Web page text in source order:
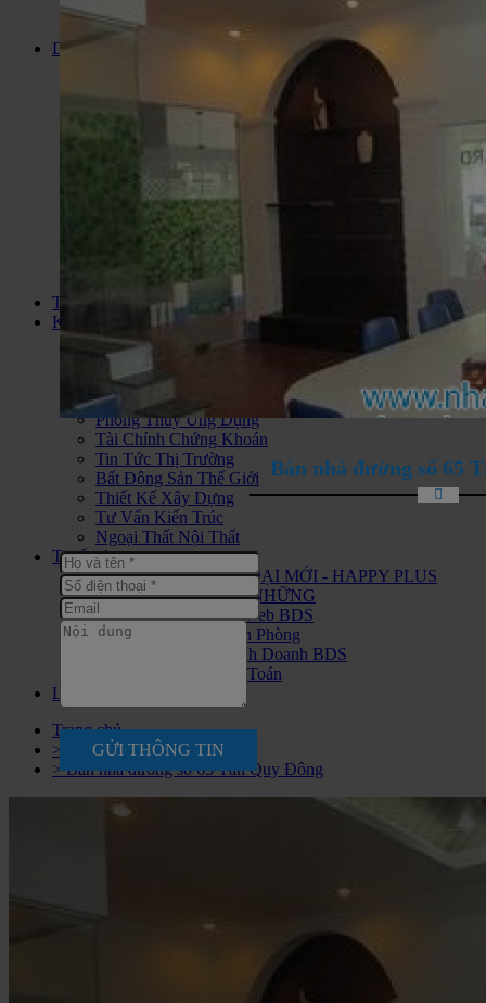
Hoàng Anh Gia Lai 1
Dự án
Biệt Thự Liền Kề
Dự Án Condotel
Nhà Ở Xã Hội
Khu Du Lịch Nghĩ Dưỡng
Căn hộ Jamona City Quận 7
Bán nhà đất KDC Long Hậu
Bán Khách Sạn Vũng Tàu
Khu Phức Hợp
Bán Nhà Đất Huyện Cần Giờ
Thông tin
Kiến thức
Tư Vấn Hỏi Đáp
Phân Tích Nhận Định
Thông Tin Quy Hoạch
Chính Sách Quản Lý
Phong Thủy Ứng Dụng
Tài Chính Chứng Khoán
Tin Tức Thị Trường
Bất Động Sản Thế Giới
Thiết Kế Xây Dựng
Tư Vấn Kiến Trúc
Ngoại Thất Nội Thất
Tuyển dụng
CHIẾN BINH THỜI ĐẠI MỚI - HAPPY PLUS
ĐANG ĐÓN CHÀO NHỮNG
Tuyển nhân viên Seo web BDS
Tuyển Nhân Viên Văn Phòng
Tuyển Nhân Viên Kinh Doanh BDS
Tuyển Nhân Viên Kế Toán
Liên hệ
Trang chủ
> Nhà Bán
> Bán nhà đường số 65 Tân Quy Đông
Bán nhà đường số 65
GỬI THÔNG TIN